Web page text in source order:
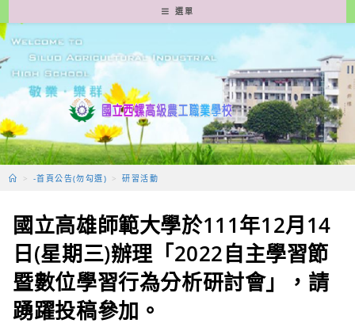
轉
至
要
容
選單
> -首頁公告(勿勾選) > 研習活動
國立高雄師範大學於111年12月14
日(星期三)辦理「2022自主學習節
暨數位學習行為分析研討會」，請
踴躍投稿參加。